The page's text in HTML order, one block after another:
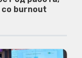
со burnout